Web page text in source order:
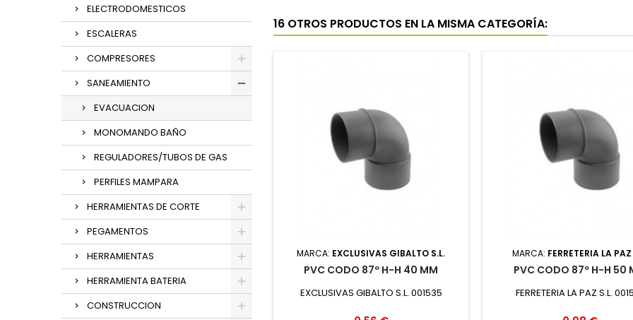
ELECTRODOMESTICOS
ESCALERAS
COMPRESORES
SANEAMIENTO
EVACUACION
MONOMANDO BAÑO
REGULADORES/TUBOS DE GAS
PERFILES MAMPARA
HERRAMIENTAS DE CORTE
PEGAMENTOS
HERRAMIENTAS
HERRAMIENTA BATERIA
CONSTRUCCION
16 OTROS PRODUCTOS EN LA MISMA CATEGORÍA:
MARCA: EXCLUSIVAS GIBALTO S.L.
PVC CODO 87º H-H 40 MM
EXCLUSIVAS GIBALTO S.L. 001535
MARCA: FERRETERIA LA
PVC CODO 87º H-H 50
FERRETERIA LA PAZ S.L.